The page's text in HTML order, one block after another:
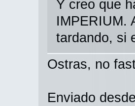
Y creo que
IMPERIUM.
tardando, si
Ostras, no
Enviado